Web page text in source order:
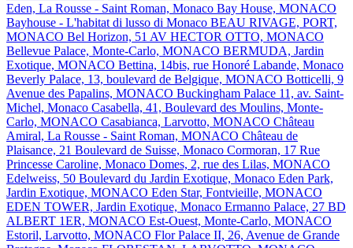
Eden, La Rousse - Saint Roman, Monaco Bay House, MONACO
Bayhouse - L'habitat di lusso di Monaco BEAU RIVAGE, PORT,
MONACO Bel Horizon, 51 AV HECTOR OTTO, MONACO
Bellevue Palace, Monte-Carlo, MONACO BERMUDA, Jardin
Exotique, MONACO Bettina, 14bis, rue Honoré Labande, Monaco
Beverly Palace, 13, boulevard de Belgique, MONACO Botticelli, 9
Avenue des Papalins, MONACO Buckingham Palace 11, av. Saint-
Michel, Monaco Casabella, 41, Boulevard des Moulins, Monte-
Carlo, MONACO Casabianca, Larvotto, MONACO Château
Amiral, La Rousse - Saint Roman, MONACO Château de
Plaisance, 21 Boulevard de Suisse, Monaco Cormoran, 17 Rue
Princesse Caroline, Monaco Domes, 2, rue des Lilas, MONACO
Edelweiss, 50 Boulevard du Jardin Exotique, Monaco Eden Park,
Jardin Exotique, MONACO Eden Star, Fontvieille, MONACO
EDEN TOWER, Jardin Exotique, Monaco Ermanno Palace, 27 BD
ALBERT 1ER, MONACO Est-Ouest, Monte-Carlo, MONACO
Estoril, Larvotto, MONACO Flor Palace II, 26, Avenue de Grande